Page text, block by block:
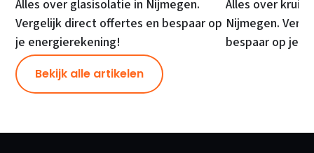
Alles over glasisolatie in Nijmegen.
Vergelijk direct offertes en bespaar op
je energierekening!
Alles over
Nijmegen.
bespaar op je
Bekijk alle artikelen